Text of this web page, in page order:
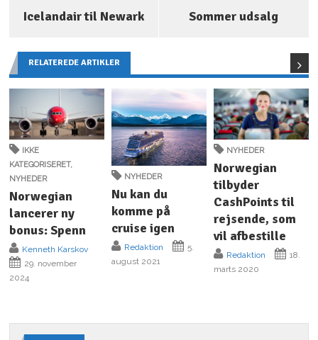
Icelandair til Newark Sommer udsalg
RELATEREDE ARTIKLER
IKKE
KATEGORISERET,
NYHEDER
Norwegian
lancerer ny
bonus: Spenn
Kenneth Karskov
29. november
2024
NYHEDER
Nu kan du
komme på
cruise igen
Redaktion
5.
august 2021
NYHEDER
Norwegian
tilbyder
CashPoints til
rejsende, som
vil afbestille
Redaktion
18.
marts 2020